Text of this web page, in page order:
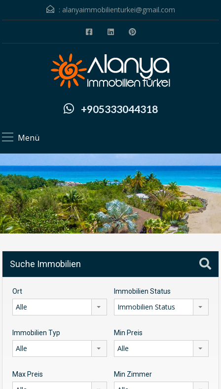
: alanyaimmobilienturkei@gmail.com
+905333044318
Menü
Suche Immobilien
Ort
Alle
Immobilien Status
Immobilien Status
Immobilien Typ
Alle
Min Preis
Alle
Max Preis Min Zimmer